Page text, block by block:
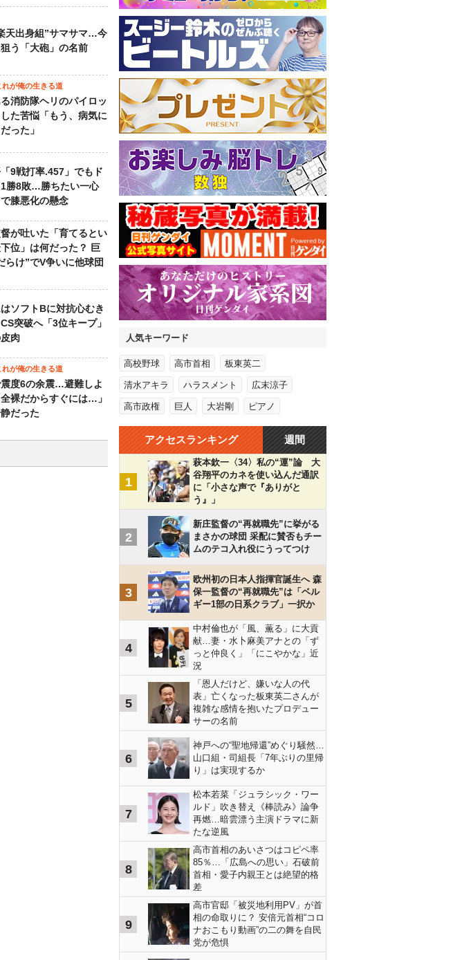
天出身組”サマサマ…今
う「大砲」の名前
れが俺の生きる道
消防隊ヘリのパイロッ
した苦悩「もう、病気に
った」
9戦打率.457」でもド
1勝8敗…勝ちたい一心
膝悪化の懸念
が吐いた「育てるとい
位」は何だった？ 巨
らけ”でV争いに他球団
ソフトBに対抗心むき
突破へ「3位キープ」
肉
れが俺の生きる道
度6の余震…避難しよ
裸だからすぐには…」
だった
人気キーワード
高校野球 高市首相 板東英二
清水アキラ ハラスメント 広末涼子
高市政権 巨人 大岩剛 ピアノ
アクセスランキング 週間
1
萩本欽一〈34〉私の“運”論 大
谷翔平のカネを使い込んだ通訳
に「小さな声で『ありがと
う』」
2
新庄監督の“再就職先”に挙がる
まさかの球団 采配に賛否もチー
ムのテコ入れ役にうってつけ
3
欧州初の日本人指揮官誕生へ 森
保一監督の“再就職先”は「ベル
ギー1部の日系クラブ」一択か
4
中村倫也が「風、薫る」に大貢
献…妻・水卜麻美アナとの「ず
っと仲良く」「にこやかな」近
況
5
「恩人だけど、嫌いな人の代
表」亡くなった板東英二さんが
複雑な感情を抱いたプロデュー
サーの名前
6
神戸への“聖地帰還”めぐり騒然…
山口組・司組長「7年ぶりの里帰
り」は実現するか
7
松本若菜「ジュラシック・ワー
ルド」吹き替え《棒読み》論争
再燃…暗雲漂う主演ドラマに新
たな逆風
8
高市首相のあいさつはコピペ率
85％…「広島への思い」石破前
首相・愛子内親王とは絶望的格
差
9
高市官邸「被災地利用PV」が首
相の命取りに？ 安倍元首相“コロ
ナおこもり動画”の二の舞を自民
党が危惧